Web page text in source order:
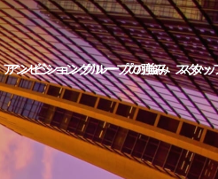
アンビショングループの強み
アンビショングループの強み スタッ
スタッ